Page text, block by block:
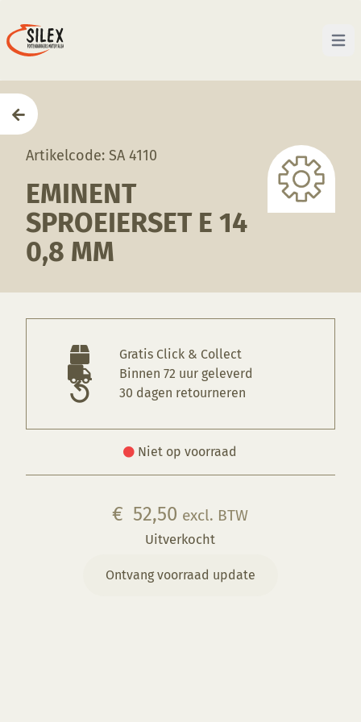
Open
Artikelcode: SA 4110
EMINENT
SPROEIERSET E 14
0,8 MM
Gratis Click & Collect
Binnen 72 uur geleverd
30 dagen retourneren
Niet op voorraad
€ 52,50 excl. BTW
Uitverkocht
Ontvang voorraad update